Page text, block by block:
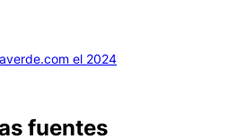
el 2024
fuentes